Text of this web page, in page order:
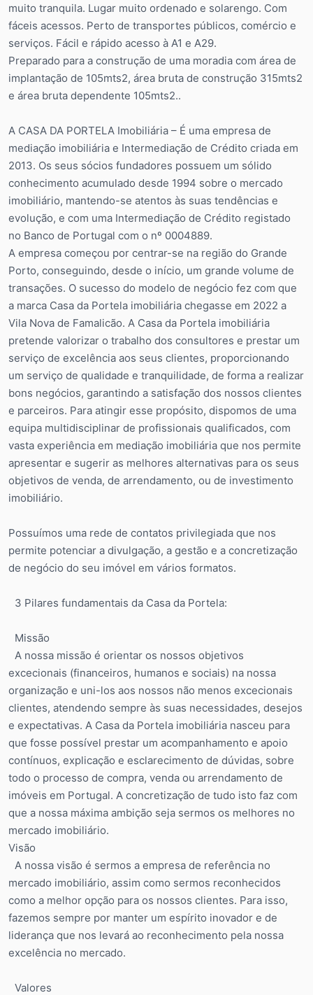
muito tranquila. Lugar muito ordenado e solarengo. Com
fáceis acessos. Perto de transportes públicos, comércio e
serviços. Fácil e rápido acesso à A1 e A29.
Preparado para a construção de uma moradia com área de
implantação de 105mts2, área bruta de construção 315mts2
e área bruta dependente 105mts2..
A CASA DA PORTELA Imobiliária – É uma empresa de
mediação imobiliária e Intermediação de Crédito criada em
2013. Os seus sócios fundadores possuem um sólido
conhecimento acumulado desde 1994 sobre o mercado
imobiliário, mantendo-se atentos às suas tendências e
evolução, e com uma Intermediação de Crédito registado
no Banco de Portugal com o nº 0004889.
A empresa começou por centrar-se na região do Grande
Porto, conseguindo, desde o início, um grande volume de
transações. O sucesso do modelo de negócio fez com que
a marca Casa da Portela imobiliária chegasse em 2022 a
Vila Nova de Famalicão. A Casa da Portela imobiliária
pretende valorizar o trabalho dos consultores e prestar um
serviço de excelência aos seus clientes, proporcionando
um serviço de qualidade e tranquilidade, de forma a realizar
bons negócios, garantindo a satisfação dos nossos clientes
e parceiros. Para atingir esse propósito, dispomos de uma
equipa multidisciplinar de profissionais qualificados, com
vasta experiência em mediação imobiliária que nos permite
apresentar e sugerir as melhores alternativas para os seus
objetivos de venda, de arrendamento, ou de investimento
imobiliário.
Possuímos uma rede de contatos privilegiada que nos
permite potenciar a divulgação, a gestão e a concretização
de negócio do seu imóvel em vários formatos.
3 Pilares fundamentais da Casa da Portela:
Missão
A nossa missão é orientar os nossos objetivos
excecionais (financeiros, humanos e sociais) na nossa
organização e uni-los aos nossos não menos excecionais
clientes, atendendo sempre às suas necessidades, desejos
e expectativas. A Casa da Portela imobiliária nasceu para
que fosse possível prestar um acompanhamento e apoio
contínuos, explicação e esclarecimento de dúvidas, sobre
todo o processo de compra, venda ou arrendamento de
imóveis em Portugal. A concretização de tudo isto faz com
que a nossa máxima ambição seja sermos os melhores no
mercado imobiliário.
Visão
A nossa visão é sermos a empresa de referência no
mercado imobiliário, assim como sermos reconhecidos
como a melhor opção para os nossos clientes. Para isso,
fazemos sempre por manter um espírito inovador e de
liderança que nos levará ao reconhecimento pela nossa
excelência no mercado.
Valores